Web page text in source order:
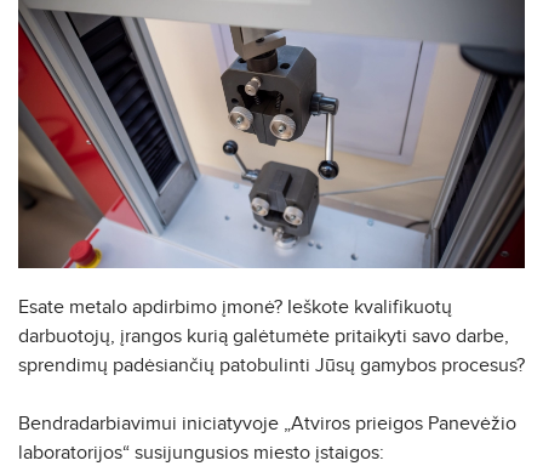
Esate metalo apdirbimo įmonė? Ieškote kvalifikuotų
darbuotojų, įrangos kurią galėtumėte pritaikyti savo darbe,
sprendimų padėsiančių patobulinti Jūsų gamybos procesus?
Bendradarbiavimui iniciatyvoje „Atviros prieigos Panevėžio
laboratorijos“ susijungusios miesto įstaigos: